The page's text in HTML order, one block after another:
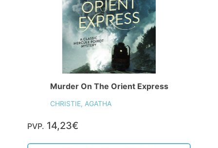
Murder On The Orient Express
CHRISTIE, AGATHA
PVP. 14,23€